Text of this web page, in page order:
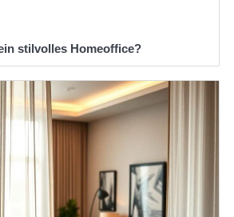
stilvolles Homeoffice?